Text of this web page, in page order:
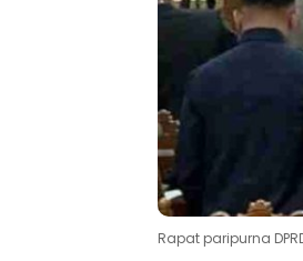
Rapat paripurna